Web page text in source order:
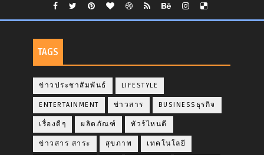
TAGS
ข่าวประชาสัมพันธ์ LIFESTYLE
ENTERTAINMENT ข่าวสาร BUSINESSธุรกิจ
เรื่องดีๆ ผลิตภัณฑ์ ทัวร์ไหนดี
ข่าวสาร สาระ สุขภาพ เทคโนโลยี